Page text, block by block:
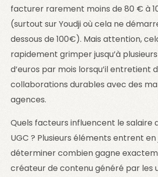
facturer rarement moins de 80 € à
(surtout sur Youdji où cela ne
dessous de 100€). Mais attention,
rapidement grimper jusqu’à
d’euros par mois lorsqu’il entretient
collaborations durables avec des
agences.
Quels facteurs influencent le salaire
UGC ? Plusieurs éléments entrent
déterminer combien gagne
créateur de contenu généré par les